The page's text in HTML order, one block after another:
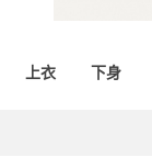
上衣 下身